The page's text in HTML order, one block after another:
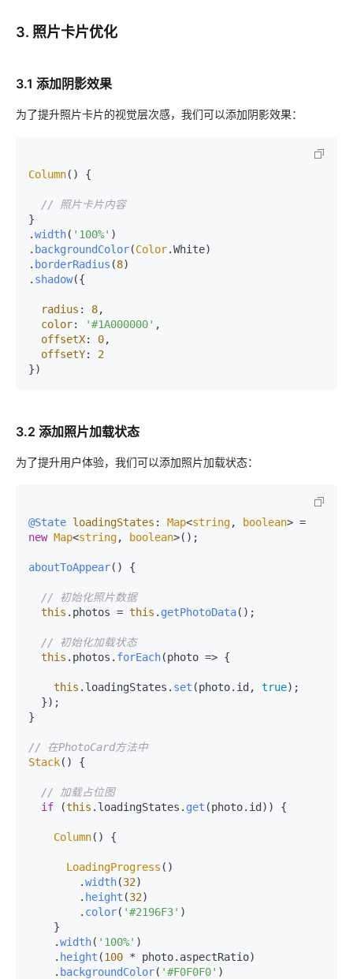
3. 照片卡片优化
3.1 添加阴影效果
为了提升照片卡片的视觉层次感，我们可以添加阴影效果：
Column() {
// 照片卡片内容
}
.width( '100%' )
. backgroundColor(Color.White)
. borderRadius (8)
. shadow({
radius : 8,
color: '#1A000000' ,
offsetX: 0,
offsetY: 2
3.2 添加照片加载状态
为了提升用户体验，我们可以添加照片加载状态：
@State loadingStates : Map<string, boolean
new Map<string, boolean>();
aboutToAppear( ) {
// 初始化照片数据
this . photos = this . getPhotoData();
// 初始化加载状态
this . photos . forEach(photo => {
this . loadingStates . set (photo. id, true);
}
// 在PhotoCard方法中
Stack() {
// 加载占位图
if (this . loadingStates . get (photo. id)) {
Column() {
LoadingProgress ()
        .
width(32)
        .
height (32)
        .
color( '#2196F3' )
    .
width( '100%' )
    .
height (100 * photo. aspectRatio)
    .
backgroundColor( '#F0F0F0' )